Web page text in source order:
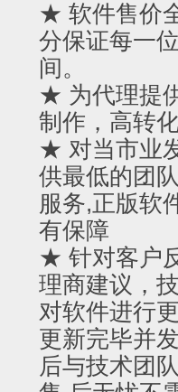
★ 软件售价
分保证每一
间。
★ 为代理提
制作，高转
★ 对当市业
供最低的团
服务,正版软
有保障
★ 针对客户
理商建议，
对软件进行
更新完毕并
后与技术团